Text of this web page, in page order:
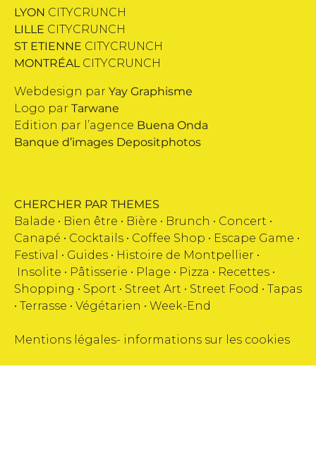
LYON CITYCRUNCH
LILLE CITYCRUNCH
ST ETIENNE CITYCRUNCH
MONTRÉALCITYCRUNCH
Webdesign par Yay Graphisme
Logo par Tarwane
Edition par l’agence Buena Onda
Banque d’images Depositphotos
CHERCHER PAR THEMES
Balade • Bien être • Bière • Brunch • Concert •
Canapé • Cocktails • Coffee Shop • Escape Game •
Festival
• Guides • Histoire de Montpellier •
Insolite • Pâtisserie • Plage • Pizza • Recettes •
Shopping • Sport • Street Art • Street Food • Tapas
• Terrasse • Végétarien • Week-End
Mentions légales- informations sur les cookies